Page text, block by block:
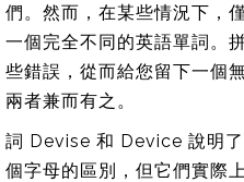
們。然而，在某些情況下，
一個完全不同的英語單詞。
些錯誤，從而給您留下一個
兩者兼而有之。
詞 Devise 和 Device 說明
個字母的區別，但它們實際